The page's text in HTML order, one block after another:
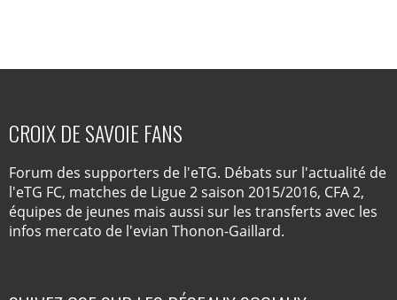
CROIX DE SAVOIE FANS
Forum des supporters de l'eTG. Débats sur l'actualité de
l'eTG FC, matches de Ligue 2 saison 2015/2016, CFA 2,
équipes de jeunes mais aussi sur les transferts avec les
infos mercato de l'evian Thonon-Gaillard.